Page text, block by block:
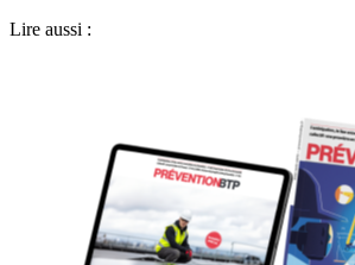
Lire aussi :